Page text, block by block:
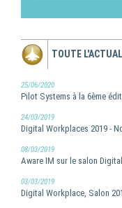
TOUTE
25/06/2020
Pilot Systems à la 6ème
24/03/2019
Digital Workplaces 2019 -
08/03/2019
Aware IM sur le salon
03/03/2019
Digital Workplace, Salon